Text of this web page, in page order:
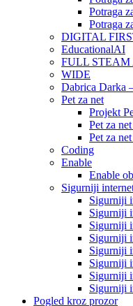
Potraga
Potraga
DIGITAL
EducationalAI
FULL STEAM
WIDE
Dabrica Darka
Pet za net
Projekt
Pet za
Pet za
Coding
Enable
Enable
Sigurniji
Sigurniji
Sigurniji
Sigurniji
Sigurniji
Sigurniji
Sigurniji
Sigurniji
Sigurniji
Pogled kroz prozor